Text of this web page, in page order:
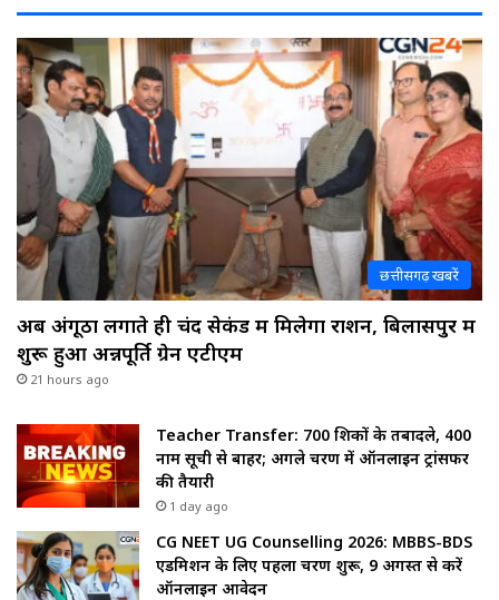
छत्तीसगढ़ खबरें
अब अंगूठा लगाते ही चंद सेकंड में मिलेगा राशन, बिलासपुर में
शुरू हुआ अन्नपूर्ति ग्रेन एटीएम
21 hours ago
Teacher Transfer: 700 शिक्षकों के तबादले, 400
नाम सूची से बाहर; अगले चरण में ऑनलाइन ट्रांसफर
की तैयारी
1 day ago
CG NEET UG Counselling 2026: MBBS-BDS
एडमिशन के लिए पहला चरण शुरू, 9 अगस्त से करें
ऑनलाइन आवेदन